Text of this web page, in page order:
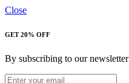
Close
GET 20% OFF
By subscribing to our newsletter